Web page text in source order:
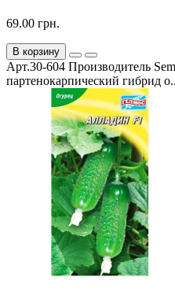
69.00 грн.
В корзину
Арт.30-604 Производитель
партенокарпический гибрид